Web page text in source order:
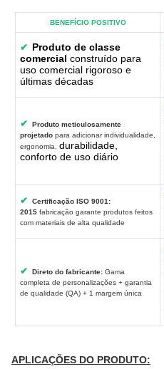
BENEFÍCIO POSITIVO
✔ Produto de classe
comercial construído para
uso comercial rigoroso e
últimas décadas
✔
Produto meticulosamente
projetado para adicionar individualidade,
ergonomia, durabilidade,
conforto de uso diário
✔
Certificação ISO 9001:
2015 fabricação garante produtos feitos
com materiais de alta qualidade
✔ Direto do fabricante: Gama
completa de personalizações + garantia
de qualidade (QA) + 1 margem única
APLICAÇÕES DO PRODUTO: